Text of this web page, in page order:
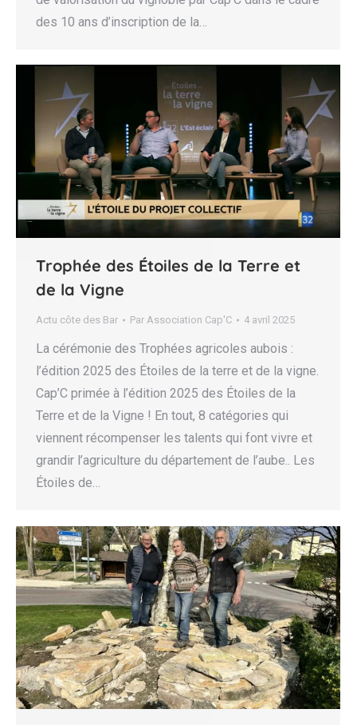
des 10 ans d’inscription de la…
Trophée des Étoiles de la Terre et
de la Vigne
Actu côte des Bar Par Association Cap'C 4 avril 2025
La cérémonie des Trophées agricoles aubois :
l’édition 2025 des Étoiles de la terre et de la vigne.
Cap’C primée à l’édition 2025 des Étoiles de la
Terre et de la Vigne ! En tout, 8 catégories qui
viennent récompenser les talents qui font vivre et
grandir l’agriculture du département de l’aube.. Les
Étoiles de…